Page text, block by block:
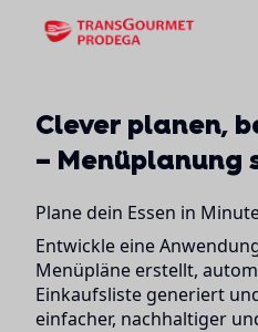
Clever planen,
– Menüplanung
Plane dein Essen in
Entwickle eine
Menüpläne erstellt,
Einkaufsliste generiert
einfacher, nachhaltiger